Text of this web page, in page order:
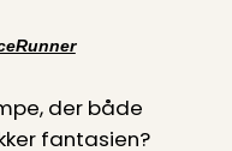
der både
fantasien?